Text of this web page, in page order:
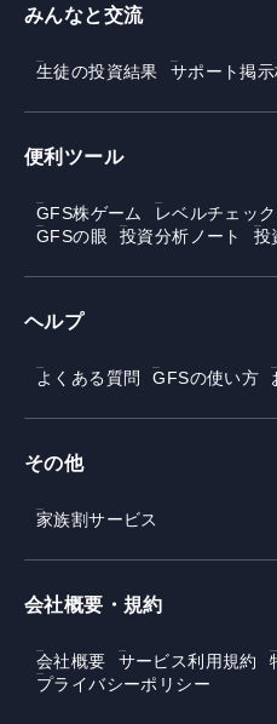
みんなと交流
生徒の投資結果 サポート掲示
便利ツール
GFS株ゲーム レベルチェッ
GFSの眼
投資分析ノート 投
ヘルプ
よくある質問 GFSの使い方
その他
家族割サービス
会社概要・規約
会社概要 サービス利用規約
プライバシーポリシー